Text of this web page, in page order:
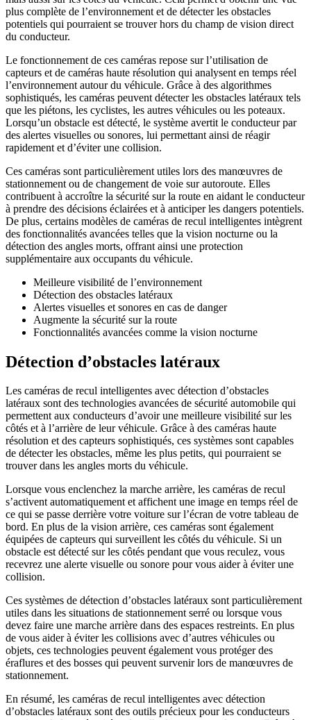
plus complète de l’environnement et de détecter les obstacles
potentiels qui pourraient se trouver hors du champ de vision direct
du conducteur.
Le fonctionnement de ces caméras repose sur l’utilisation de
capteurs et de caméras haute résolution qui analysent en temps réel
l’environnement autour du véhicule. Grâce à des algorithmes
sophistiqués, les caméras peuvent détecter les obstacles latéraux tels
que les piétons, les cyclistes, les autres véhicules ou les poteaux.
Lorsqu’un obstacle est détecté, le système avertit le conducteur par
des alertes visuelles ou sonores, lui permettant ainsi de réagir
rapidement et d’éviter une collision.
Ces caméras sont particulièrement utiles lors des manœuvres de
stationnement ou de changement de voie sur autoroute. Elles
contribuent à accroître la sécurité sur la route en aidant le conducteur
à prendre des décisions éclairées et à anticiper les dangers potentiels.
De plus, certains modèles de caméras de recul intelligentes intègrent
des fonctionnalités avancées telles que la vision nocturne ou la
détection des angles morts, offrant ainsi une protection
supplémentaire aux occupants du véhicule.
Meilleure visibilité de l’environnement
Détection des obstacles latéraux
Alertes visuelles et sonores en cas de danger
Augmente la sécurité sur la route
Fonctionnalités avancées comme la vision nocturne
Détection d’obstacles latéraux
Les caméras de recul intelligentes avec détection d’obstacles
latéraux sont des technologies avancées de sécurité automobile qui
permettent aux conducteurs d’avoir une meilleure visibilité sur les
côtés et à l’arrière de leur véhicule. Grâce à des caméras haute
résolution et des capteurs sophistiqués, ces systèmes sont capables
de détecter les obstacles, même les plus petits, qui pourraient se
trouver dans les angles morts du véhicule.
Lorsque vous enclenchez la marche arrière, les caméras de recul
s’activent automatiquement et affichent une image en temps réel de
ce qui se passe derrière votre voiture sur l’écran de votre tableau de
bord. En plus de la vision arrière, ces caméras sont également
équipées de capteurs qui surveillent les côtés du véhicule. Si un
obstacle est détecté sur les côtés pendant que vous reculez, vous
recevrez une alerte visuelle ou sonore pour vous aider à éviter une
collision.
Ces systèmes de détection d’obstacles latéraux sont particulièrement
utiles dans les situations de stationnement serré ou lorsque vous
devez faire une marche arrière dans des espaces restreints. En plus
de vous aider à éviter les collisions avec d’autres véhicules ou
objets, ces technologies peuvent également vous protéger des
éraflures et des bosses qui peuvent survenir lors de manœuvres de
stationnement.
En résumé, les caméras de recul intelligentes avec détection
d’obstacles latéraux sont des outils précieux pour les conducteurs